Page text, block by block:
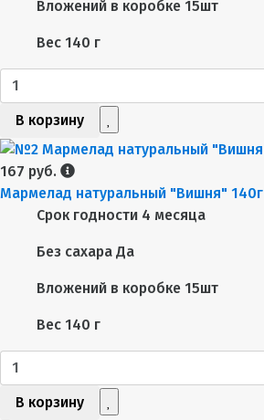
Вложений в коробке 15шт
Вес 140 г
В корзину
167 руб.
Мармелад натуральный "Вишня" 140г
Срок годности 4 месяца
Без сахара Да
Вложений в коробке 15шт
Вес 140 г
В корзину